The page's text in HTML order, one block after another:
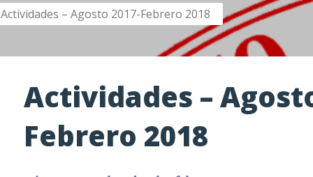
Actividades – Agosto 2017-Febrero 2018
Actividades –
Febrero 2018